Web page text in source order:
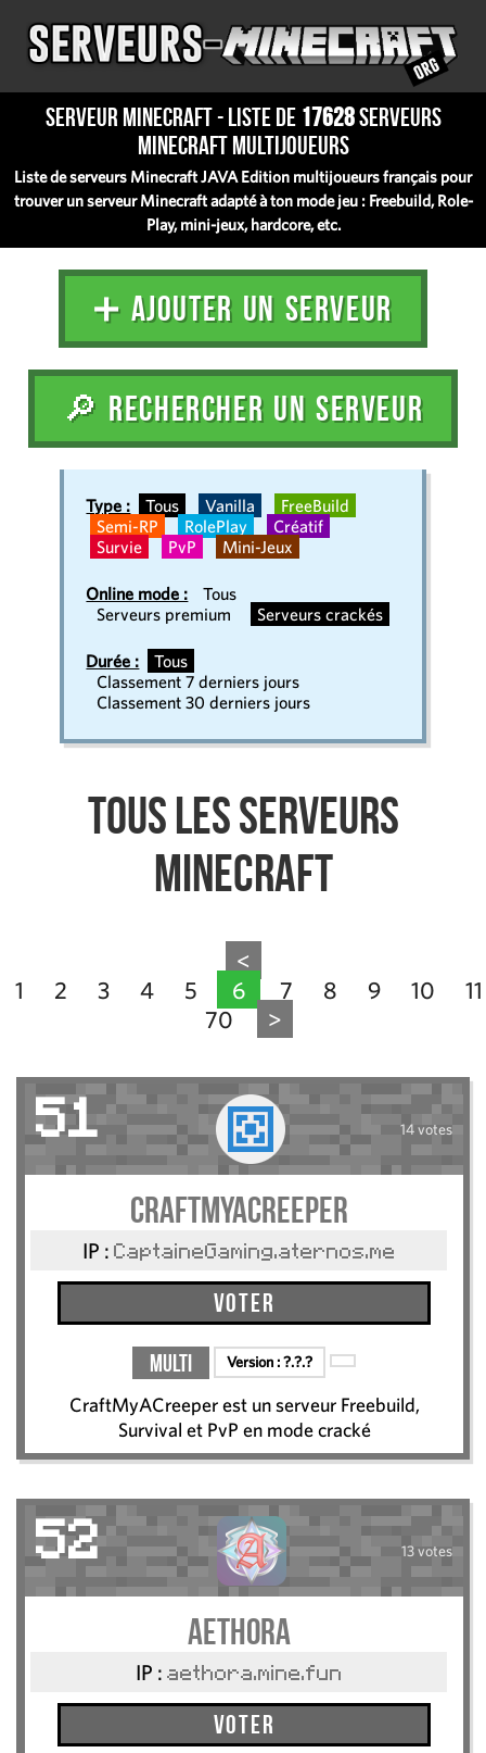
Serveur Minecraft - Liste de 17628serveurs
Minecraft multijoueurs
Liste de serveurs Minecraft JAVA Edition multijoueurs français pour
trouver un serveur Minecraft adapté à ton mode jeu : Freebuild, Role-
Play, mini-jeux, hardcore, etc.
➕ AJOUTER UN SERVEUR
🔎 RECHERCHER UN SERVEUR
Type : Tous Vanilla
FreeBuild
Semi-RP
RolePlay
Créatif
Survie
PvP Mini-Jeux
Online mode :
Tous
Serveurs premium
Serveurs crackés
Durée :
Tous
Classement 7 derniers jours
Classement 30 derniers jours
Tous les serveurs
Minecraft
<
1
2 3 4 5 6 7 8 9 10
11
70
>
51 14 votes
CraftMyACreeper
IP : CaptaineGaming.aternos.me
Voter
Multi Version :?.?.?
CraftMyACreeper est un serveur Freebuild,
Survival et PvP en mode cracké
52 13 votes
AETHORA
IP : aethora.mine.fun
Voter